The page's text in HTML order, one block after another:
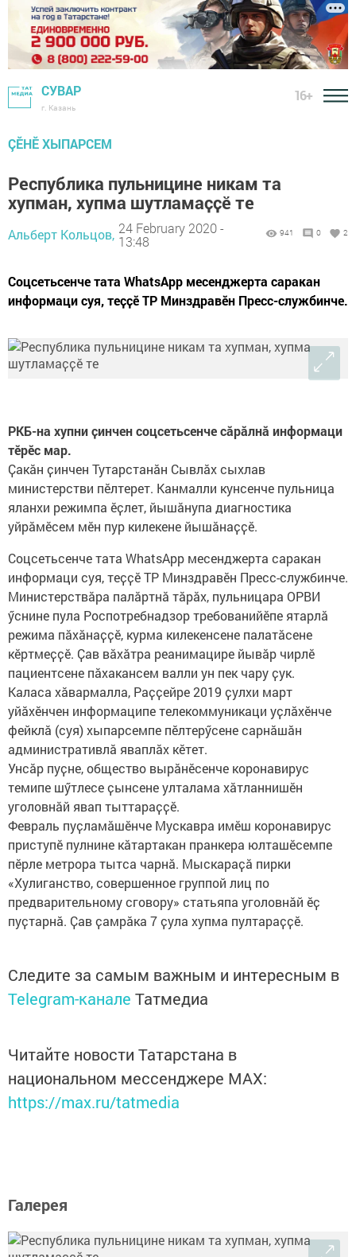
СУВАР
г. Казань
16+
ÇӖНӖ ХЫПАРСЕМ
Республика пульницине никам та
хупман, хупма шутламаҫҫӗ те
Альберт Кольцов, 24 February 2020 -
13:48
941 0 2
Соцсетьсенче тата WhatsApp месенджерта саракан
информаци суя, теҫҫӗ ТР Минздравӗн Пресс-службинче.
РКБ-на хупни ҫинчен соцсетьсенче сӑрӑлнӑ информаци
тӗрӗс мар.
Ҫакӑн ҫинчен Тутарстанӑн Сывлӑх сыхлав
министерстви пӗлтерет. Канмалли кунсенче пульница
яланхи режимпа ӗҫлет, йышӑнупа диагностика
уйрӑмӗсем мӗн пур килекене йышӑнаҫҫӗ.
Соцсетьсенче тата WhatsApp месенджерта саракан
информаци суя, теҫҫӗ ТР Минздравӗн Пресс-службинче.
Министерствӑра палӑртнӑ тӑрӑх, пульницара ОРВИ
ӳснине пула Роспотребнадзор требованийӗпе ятарлӑ
режима пӑхӑнаҫҫӗ, курма килекенсене палатӑсене
кӗртмеҫҫӗ. Ҫав вӑхӑтра реанимацире йывӑр чирлӗ
пациентсене пӑхакансем валли ун пек чару ҫук.
Каласа хӑвармалла, Раҫҫейре 2019 ҫулхи март
уйӑхӗнчен информаципе телекоммуникаци уҫлӑхӗнче
фейклӑ (суя) хыпарсемпе пӗлтерӳсене сарнӑшӑн
административлӑ яваплӑх кӗтет.
Унсӑр пуҫне, общество вырӑнӗсенче коронавирус
темипе шӳтлесе ҫынсене улталама хӑтланнишӗн
уголовнӑй явап тыттараҫҫӗ.
Февраль пуҫламӑшӗнче Мускавра имӗш коронавирус
приступӗ пулнине кӑтартакан пранкера юлташӗсемпе
пӗрле метрора тытса чарнӑ. Мыскараҫӑ пирки
«Хулиганство, совершенное группой лиц по
предварительному сговору» статьяпа уголовнӑй ӗҫ
пуҫтарнӑ. Ҫав ҫамрӑка 7 ҫула хупма пултараҫҫӗ.
Следите за самым важным и интересным в
Telegram-канале Татмедиа
Читайте новости Татарстана в
национальном мессенджере MАХ:
https://max.ru/tatmedia
Галерея